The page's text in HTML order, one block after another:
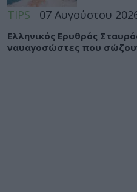
TIPS 07 Αυγούστου
Ελληνικός Ερυθρός
ναυαγοσώστες που